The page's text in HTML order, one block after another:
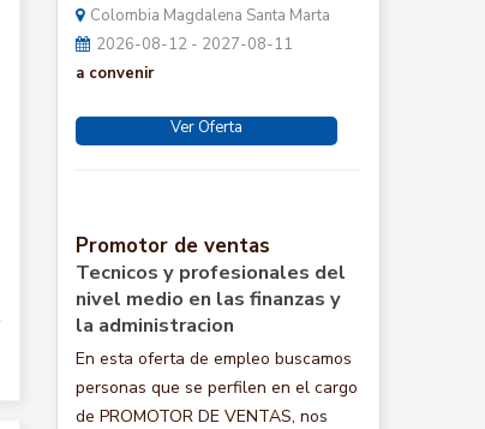
Colombia Magdalena Santa Marta
2026-08-12 - 2027-08-11
a convenir
Ver Oferta
Promotor de ventas
Tecnicos y profesionales del
nivel medio en las finanzas y
la administracion
En esta oferta de empleo buscamos
personas que se perfilen en el cargo
de PROMOTOR DE VENTAS, nos